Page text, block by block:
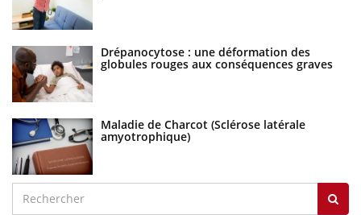
Drépanocytose : une déformation des
globules rouges aux conséquences graves
Maladie de Charcot (Sclérose latérale
amyotrophique)